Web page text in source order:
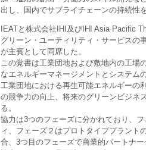
出し、国内でサプライチェーンの持続性
IEATと株式会社IHI及びIHI Asia Pacific
グリーン・ユーティリティ・サービスの
が主賓として同席した。
この覚書は工業団地および敷地内の工場
なエネルギーマネージメントとシステム
工業団地における再生可能エネルギーの
の競争力の向上、将来のグリーンビジネ
る。
協力は3つのフェーズに分かれており、
ィ、フェーズ２はプロトタイププラント
合、3つ目のフェーズで商業的パートナー